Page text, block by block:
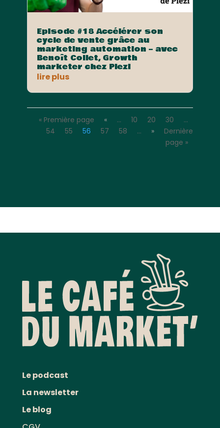
Episode #18 Accélérer son
cycle de vente grâce au
marketing automation – avec
Benoît Collet, Growth
marketer chez Plezi
lire plus
« Première page « … 10 20 30
…
54
55 56 57 58 … »
Dernière
page »
Le podcast
La newsletter
Le blog